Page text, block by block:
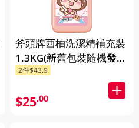
斧頭牌西柚洗潔精補充裝
1.3KG(新舊包裝隨機發
送)
2件$43.9
$25.00